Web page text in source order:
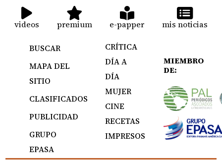
videos premium e-papper mis noticias
BUSCAR
MAPA DEL
SITIO
CLASIFICADOS
PUBLICIDAD
GRUPO
EPASA
CRÍTICA
DÍA A
DÍA
MUJER
CINE
RECETAS
IMPRESOS
MIEMBRO
DE: